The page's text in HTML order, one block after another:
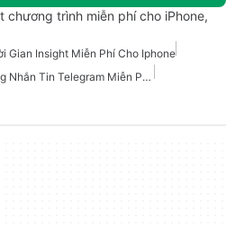
chương trình miễn phí cho iPhone,
Gian Insight Miễn Phí Cho Iphone
Ứng Dụng Nhắn Tin Telegram Miễn Phí Cho IPhone